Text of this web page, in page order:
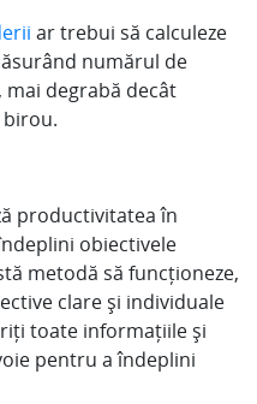
ar trebui să calculeze
numărul de
mai degrabă decât
productivitatea în
obiectivele
metodă să funcționeze,
clare și individuale
toate informațiile și
pentru a îndeplini